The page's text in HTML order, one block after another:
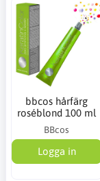
bbcos hårfärg
roséblond 100 ml
BBcos
Logga in